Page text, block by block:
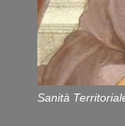
Sanità